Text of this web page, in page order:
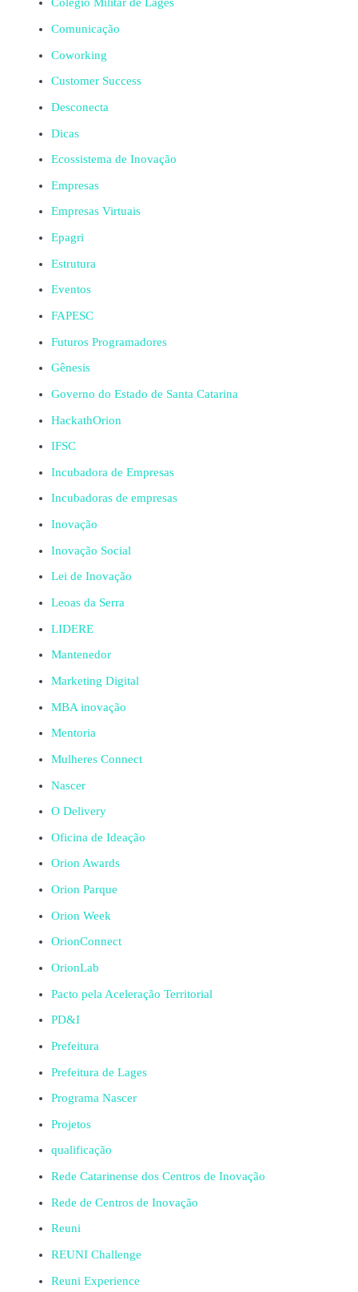
Colégio Militar de Lages
Comunicação
Coworking
Customer Success
Desconecta
Dicas
Ecossistema de Inovação
Empresas
Empresas Virtuais
Epagri
Estrutura
Eventos
FAPESC
Futuros Programadores
Gênesis
Governo do Estado de Santa Catarina
HackathOrion
IFSC
Incubadora de Empresas
Incubadoras de empresas
Inovação
Inovação Social
Lei de Inovação
Leoas da Serra
LIDERE
Mantenedor
Marketing Digital
MBA inovação
Mentoria
Mulheres Connect
Nascer
O Delivery
Oficina de Ideação
Orion Awards
Orion Parque
Orion Week
OrionConnect
OrionLab
Pacto pela Aceleração Territorial
PD&I
Prefeitura
Prefeitura de Lages
Programa Nascer
Projetos
qualificação
Rede Catarinense dos Centros de Inovação
Rede de Centros de Inovação
Reuni
REUNI Challenge
Reuni Experience